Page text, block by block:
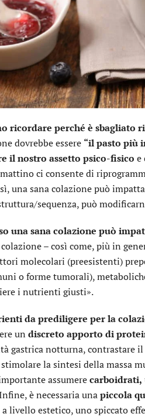
ricordare perché è sbagliato
dovrebbe essere “il pasto più
il nostro assetto psico-fisico e
ci consente di
una sana colazione può
sequenza, può
una sana colazione può
– così come, più in
molecolari (preesistenti)
o forme tumorali),
i nutrienti giusti».
da prediligere per la
un discreto apporto di
gastrica notturna, contrastare
la sintesi della massa
assumerecarboidrati,
è necessaria unapiccola
livello estetico, uno spiccato